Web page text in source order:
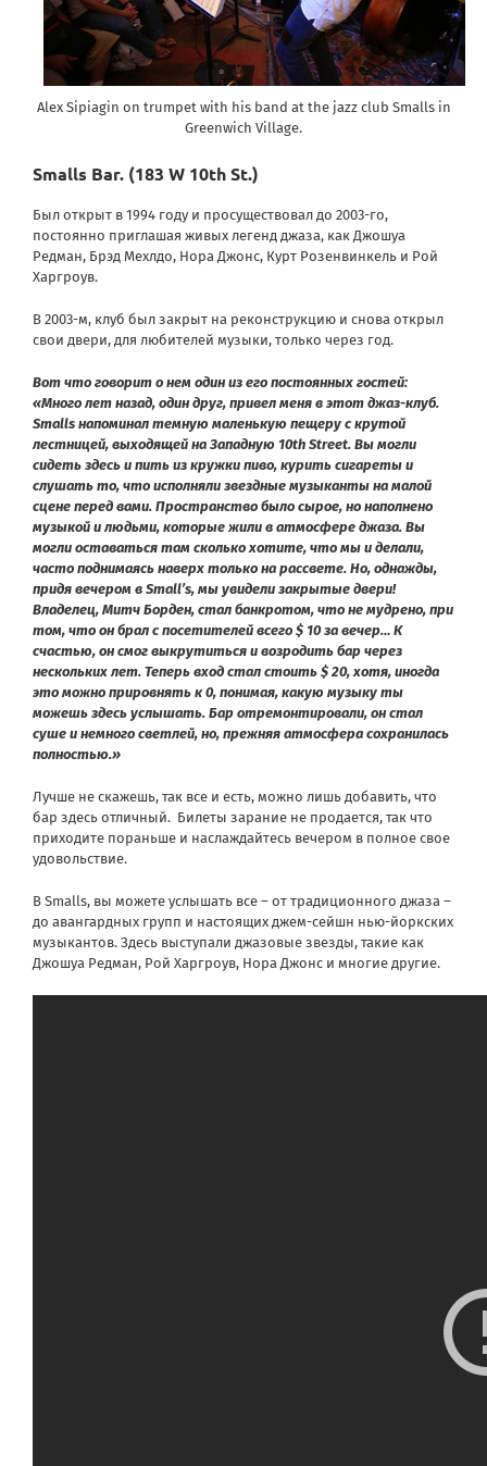
Alex Sipiagin on trumpet with his band at the jazz club Smalls in
Greenwich Village.
Smalls Bar. (183 W 10th St.)
Был открыт в 1994 году и просуществовал до 2003-го,
постоянно приглашая живых легенд джаза, как Джошуа
Редман, Брэд Мехлдо, Нора Джонс, Курт Розенвинкель и Рой
Харгроув.
В 2003-м, клуб был закрыт на реконструкцию и снова открыл
свои двери, для любителей музыки, только через год.
Вот что говорит о нем один из его постоянных гостей:
«Много лет назад, один друг, привел меня в этот джаз-клуб.
Smalls напоминал темную маленькую пещеру с крутой
лестницей, выходящей на Западную 10th Street. Вы могли
сидеть здесь и пить из кружки пиво, курить сигареты и
слушать то, что исполняли звездные музыканты на малой
сцене перед вами. Пространство было сырое, но наполнено
музыкой и людьми, которые жили в атмосфере джаза. Вы
могли оставаться там сколько хотите, что мы и делали,
часто поднимаясь наверх только на рассвете. Но, однажды,
придя вечером в Small’s, мы увидели закрытые двери!
Владелец, Митч Борден, стал банкротом, что не мудрено, при
том, что он брал с посетителей всего $ 10 за вечер… К
счастью, он смог выкрутиться и возродить бар через
нескольких лет. Теперь вход стал стоить $ 20, хотя, иногда
это можно прировнять к 0, понимая, какую музыку ты
можешь здесь услышать. Бар отремонтировали, он стал
суше и немного светлей, но, прежняя атмосфера сохранилась
полностью.»
Лучше не скажешь, так все и есть, можно лишь добавить, что
бар здесь отличный. Билеты зарание не продается, так что
приходите пораньше и наслаждайтесь вечером в полное свое
удовольствие.
В Smalls, вы можете услышать все – от традиционного джаза –
до авангардных групп и настоящих джем-сейшн нью-йоркских
музыкантов. Здесь выступали джазовые звезды, такие как
Джошуа Редман, Рой Харгроув, Нора Джонс и многие другие.